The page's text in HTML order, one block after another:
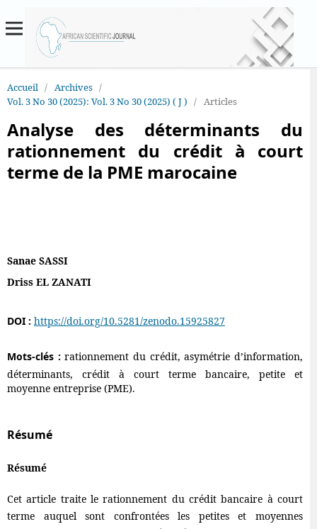
Accueil / Archives /
Vol. 3 No 30 (2025): Vol. 3 No 30 (2025) ( J ) / Articles
Analyse des déterminants du
rationnement du crédit à court
terme de la PME marocaine
Sanae SASSI
Driss EL ZANATI
DOI : https://doi.org/10.5281/zenodo.15925827
Mots-clés :rationnement du crédit, asymétrie d’information,
déterminants, crédit à court terme bancaire, petite et
moyenne entreprise (PME).
Résumé
Résumé
Cet article traite le rationnement du crédit bancaire à court
terme auquel sont confrontées les petites et moyennes